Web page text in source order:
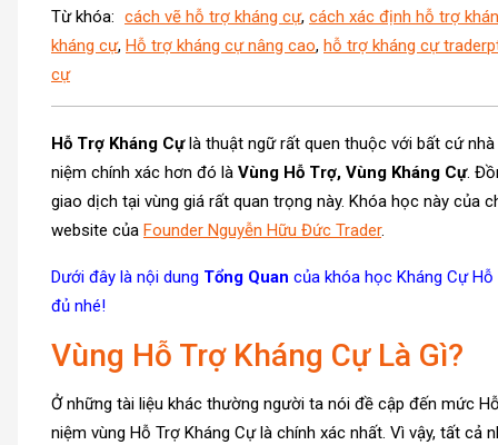
Từ khóa: cách vẽ hỗ trợ kháng cự, cách xác định hỗ trợ
kháng cự, Hỗ trợ kháng cự nâng cao, hỗ trợ kháng cự
cự
Hỗ Trợ Kháng Cựlà thuật ngữ rất quen thuộc với bất cứ
niệm chính xác hơn đó là Vùng Hỗ Trợ, Vùng Kháng Cự.
giao dịch tại vùng giá rất quan trọng này. Khóa học này
website của Founder Nguyễn Hữu Đức Trader.
Dưới đây là nội dung Tổng Quan của khóa học Kháng Cự
đủ nhé!
Vùng Hỗ Trợ Kháng Cự Là Gì?
Ở những tài liệu khác thường người ta nói đề cập đến mức
niệm vùng Hỗ Trợ Kháng Cự là chính xác nhất. Vì vậy, tất cả